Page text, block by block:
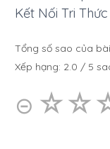
Kết Nối Tri
Tổng số sao của
Xếp hạng: 2.0 / 5
⊝ ☆☆
★★